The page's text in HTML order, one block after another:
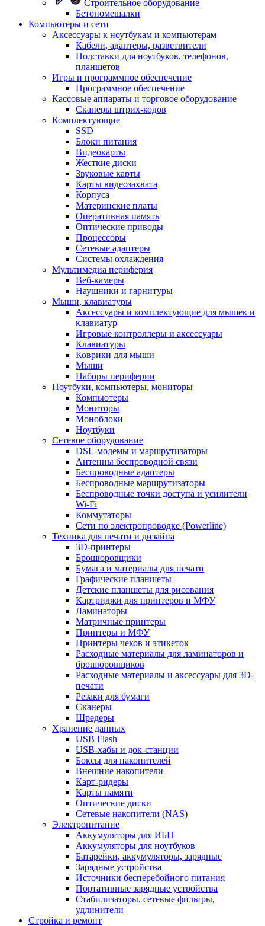
Строительное оборудование
Бетономешалки
Компьютеры и сети
Аксессуары к ноутбукам и компьютерам
Кабели, адаптеры, разветвители
Подставки для ноутбуков, телефонов,
планшетов
Игры и программное обеспечение
Программное обеспечение
Кассовые аппараты и торговое оборудование
Сканеры штрих-кодов
Комплектующие
SSD
Блоки питания
Видеокарты
Жесткие диски
Звуковые карты
Карты видеозахвата
Корпуса
Материнские платы
Оперативная память
Оптические приводы
Процессоры
Сетевые адаптеры
Системы охлаждения
Мультимедиа периферия
Веб-камеры
Наушники и гарнитуры
Мыши, клавиатуры
Аксессуары и комплектующие для мышек и
клавиатур
Игровые контроллеры и аксессуары
Клавиатуры
Коврики для мыши
Мыши
Наборы периферии
Ноутбуки, компьютеры, мониторы
Компьютеры
Мониторы
Моноблоки
Ноутбуки
Сетевое оборудование
DSL-модемы и маршрутизаторы
Антенны беспроводной связи
Беспроводные адаптеры
Беспроводные маршрутизаторы
Беспроводные точки доступа и усилители
Wi-Fi
Коммутаторы
Сети по электропроводке (Powerline)
Техника для печати и дизайна
3D-принтеры
Брошюровщики
Бумага и материалы для печати
Графические планшеты
Детские планшеты для рисования
Картриджи для принтеров и МФУ
Ламинаторы
Матричные принтеры
Принтеры и МФУ
Принтеры чеков и этикеток
Расходные материалы для ламинаторов и
брошюровщиков
Расходные материалы и аксессуары для 3D-
печати
Резаки для бумаги
Сканеры
Шредеры
Хранение данных
USB Flash
USB-хабы и док-станции
Боксы для накопителей
Внешние накопители
Карт-ридеры
Карты памяти
Оптические диски
Сетевые накопители (NAS)
Электропитание
Аккумуляторы для ИБП
Аккумуляторы для ноутбуков
Батарейки, аккумуляторы, зарядные
Зарядные устройства
Источники бесперебойного питания
Портативные зарядные устройства
Стабилизаторы, сетевые фильтры,
удлинители
Стройка и ремонт